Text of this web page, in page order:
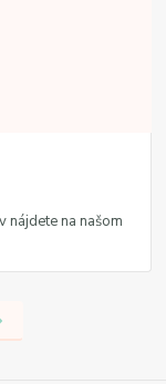
nájdete na našom